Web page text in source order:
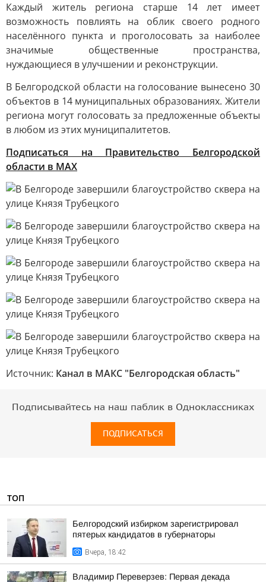
Каждый житель региона старше 14 лет имеет
возможность повлиять на облик своего родного
населённого пункта и проголосовать за наиболее
значимые общественные пространства,
нуждающиеся в улучшении и реконструкции.
В Белгородской области на голосование вынесено 30
объектов в 14 муниципальных образованиях. Жители
региона могут голосовать за предложенные объекты
в любом из этих муниципалитетов.
Подписаться на Правительство Белгородской
области в MAX
Источник: Канал в МАКС "Белгородская область"
Подписывайтесь на наш паблик в Одноклассниках
ПОДПИСАТЬСЯ
ТОП
Белгородский избирком зарегистрировал
пятерых кандидатов в губернаторы
Вчера, 18:42
Владимир Переверзев: Первая декада